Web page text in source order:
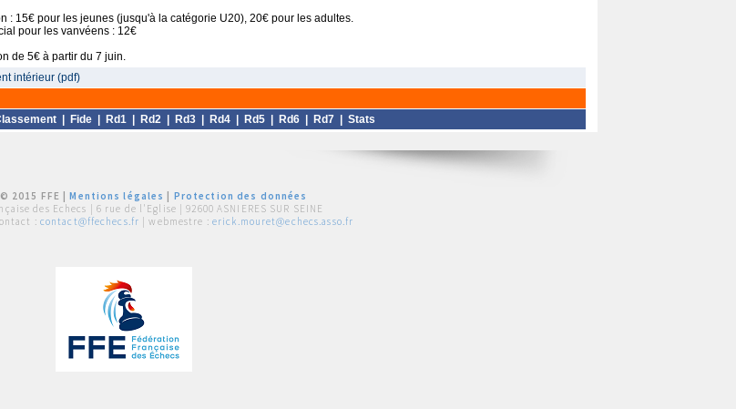
: 15€ pour les jeunes (jusqu'à la catégorie U20), 20€ pour les adultes.
pour les vanvéens : 12€
de 5€ à partir du 7 juin.
intérieur (pdf)
Fide Rd1 Rd2 Rd3 Rd4 Rd5 Rd6 Rd7 Stats
2015 FFE |Mentions légales
Protection des données
des Echecs | 6 rue de l'Eglise | 92600 ASNIERES SUR SEINE
: contact@ffechecs.fr | webmestre : erick.mouret@echecs.asso.fr